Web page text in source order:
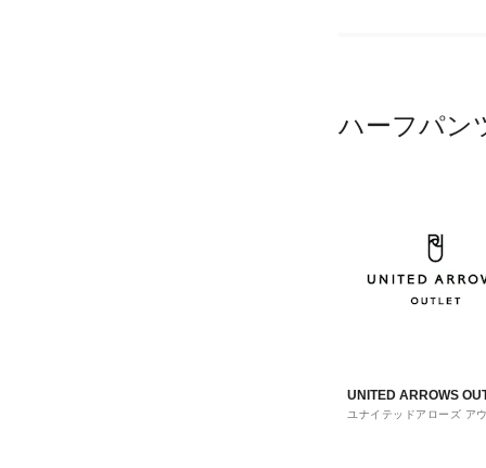
ハーフパン
UNITED ARROWS
ユナイテッドアローズ ア